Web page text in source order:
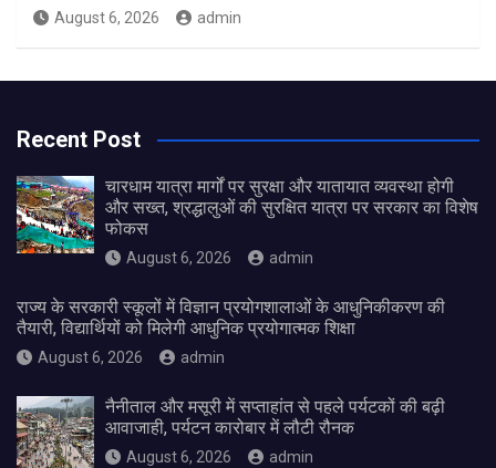
August 6, 2026 admin
Recent Post
चारधाम यात्रा मार्गों पर सुरक्षा और यातायात व्यवस्था होगी
और सख्त, श्रद्धालुओं की सुरक्षित यात्रा पर सरकार का विशेष
फोकस
August 6, 2026 admin
राज्य के सरकारी स्कूलों में विज्ञान प्रयोगशालाओं के आधुनिकीकरण की
तैयारी, विद्यार्थियों को मिलेगी आधुनिक प्रयोगात्मक शिक्षा
August 6, 2026 admin
नैनीताल और मसूरी में सप्ताहांत से पहले पर्यटकों की बढ़ी
आवाजाही, पर्यटन कारोबार में लौटी रौनक
August 6, 2026 admin